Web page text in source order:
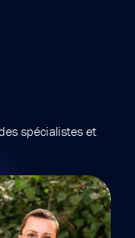
spécialistes et